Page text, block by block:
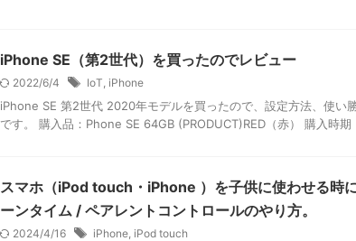
iPhone SE（第2世代）を買ったのでレビュー
2022/6/4 IoT, iPhone
iPhone SE 第2世代 2020年モデルを買ったので、設定方法、使い
です。 購入品：Phone SE 64GB (PRODUCT)RED（赤） 購入時
スマホ（iPod touch・iPhone ）を子供に使わせる時
ーンタイム / ペアレントコントロールのやり方。
2024/4/16 iPhone, iPod touch